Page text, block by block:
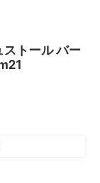
ストール バー